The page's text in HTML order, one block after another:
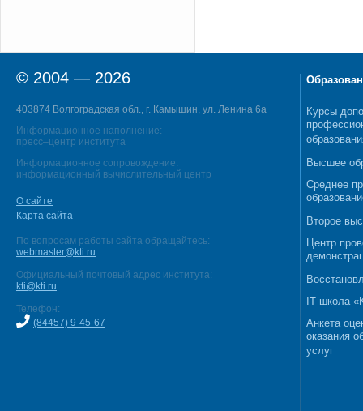
© 2004 — 2026
403874 Волгоградская обл., г. Камышин, ул. Ленина 6а
Информационное наполнение:
пресс–центр института
Информационное сопровождение:
информационный вычислительный центр
О сайте
Карта сайта
По вопросам работы сайта обращайтесь:
webmaster@kti.ru
Официальный почтовый адрес института:
kti@kti.ru
Телефон:
(84457) 9-45-67
Курсы
Высшее
Среднее
Второе
Центр
IT школа
Анкета
оказания
услуг